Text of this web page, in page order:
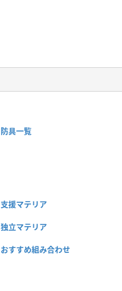
防具一覧
支援マテリア
独立マテリア
おすすめ組み合わせ